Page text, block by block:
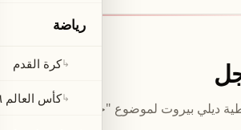
لموضوع "جوجل" — 21 مقال يشمل الأخبار والتحليلات والتحديثات.
رياضة
↳كرة القدم
↳كأس العالم ٢٠٢٦